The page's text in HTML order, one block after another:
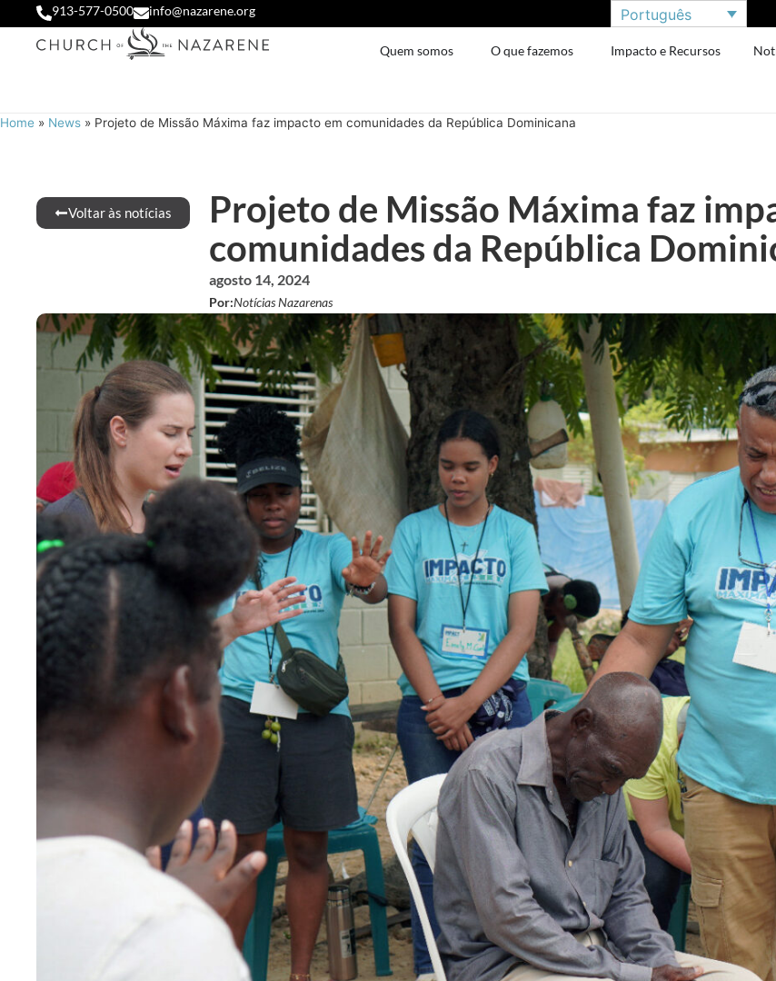
913-577-0500 info@nazarene.org Português
Quem somos O que fazemos Impacto e Recursos
Home » News » Projeto de Missão Máxima faz impacto em comunidades da República Dominicana
Voltar às notícias
Projeto de Missão Máxima faz
comunidades da República
agosto 14, 2024
Por:Notícias Nazarenas